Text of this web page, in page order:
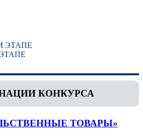
ЭТАПЕ
КОНКУРСА
ТОВАРЫ»